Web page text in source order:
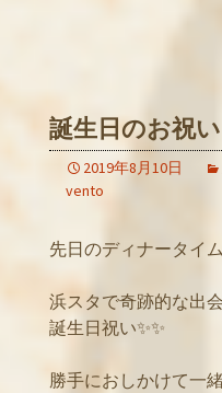
誕生日のお祝
2019年8月10日
vento
先日のディナータイ
浜スタで奇跡的な出
誕生日祝い✨✨
勝手におしかけて一